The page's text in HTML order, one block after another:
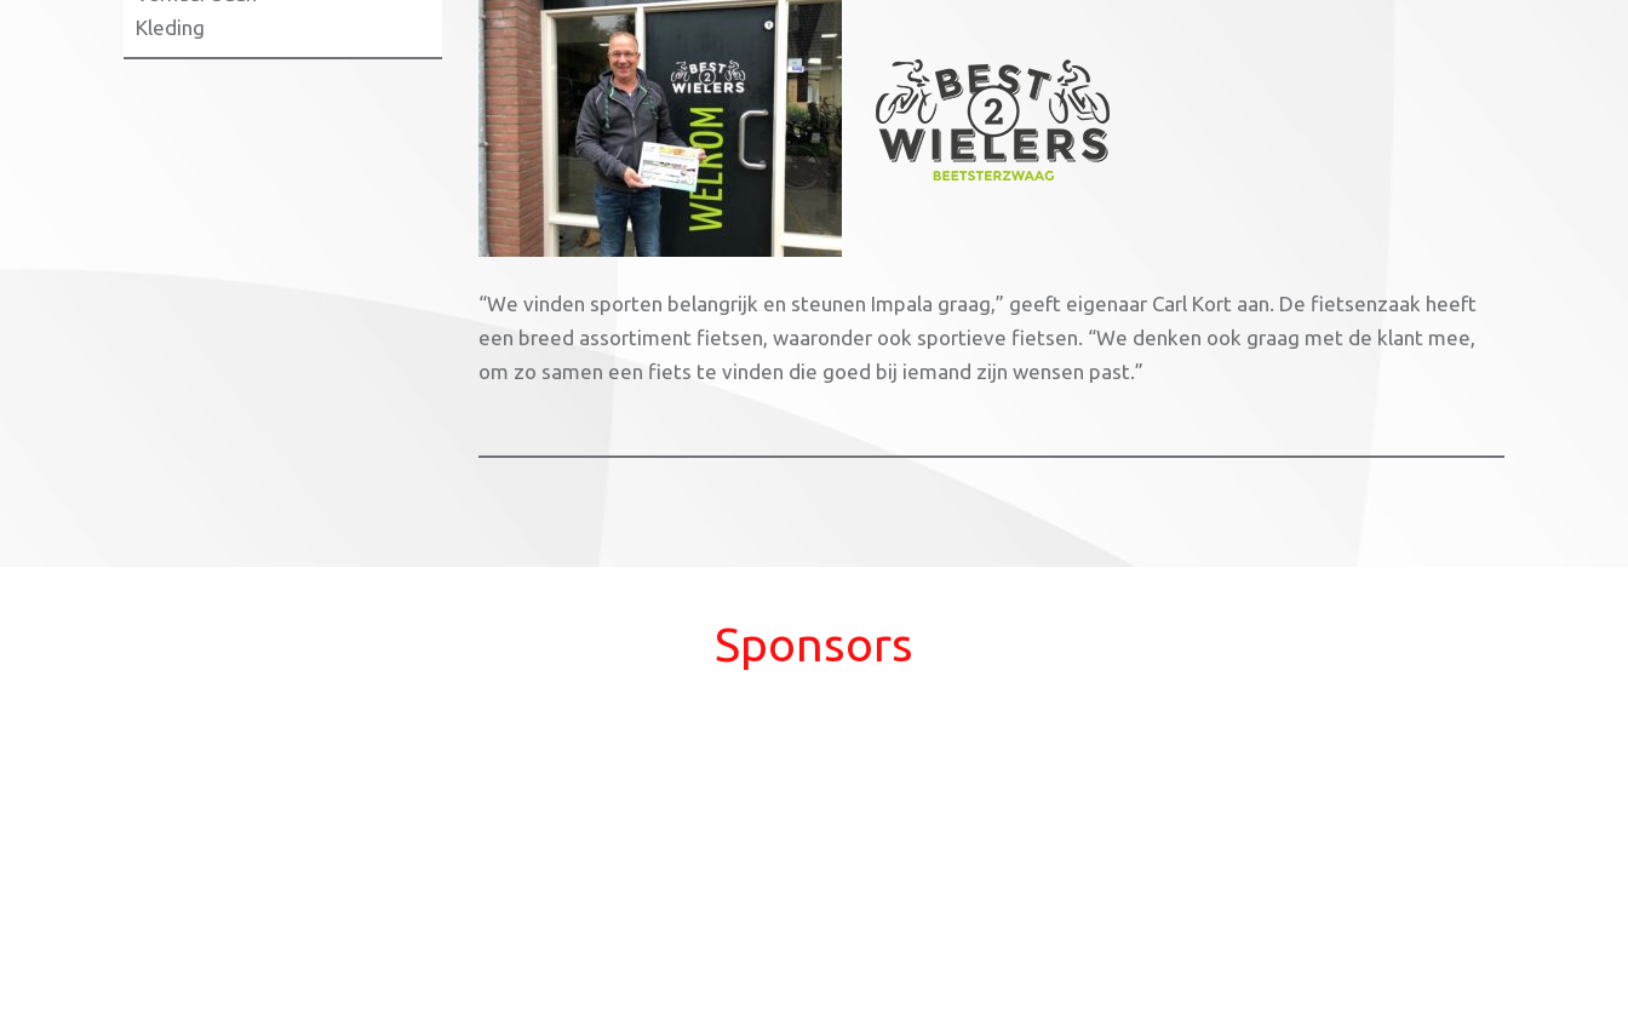
Kleding
“We vinden sporten belangrijk en steunen Impala graag,” geeft eigenaar Carl Kort aan. De fietsenzaak heeft
een breed assortiment fietsen, waaronder ook sportieve fietsen. “We denken ook graag met de klant mee,
om zo samen een fiets te vinden die goed bij iemand zijn wensen past.”
Sponsors